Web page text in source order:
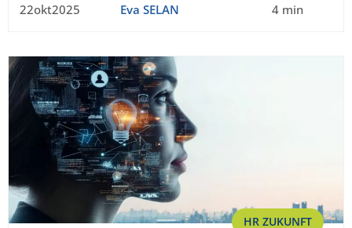
22okt2025 Eva SELAN 4 min
HR ZUKUNFT